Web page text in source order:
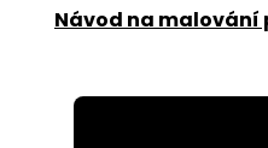
Návod na malování